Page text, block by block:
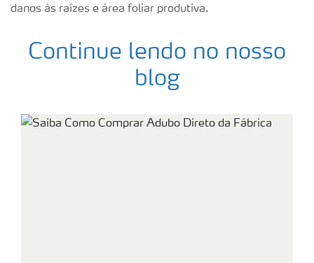
danos às raízes e área foliar produtiva.
Continue lendo no nosso
blog